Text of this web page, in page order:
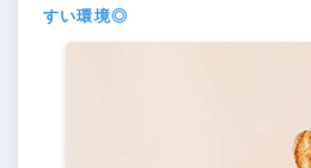
すい環境◎